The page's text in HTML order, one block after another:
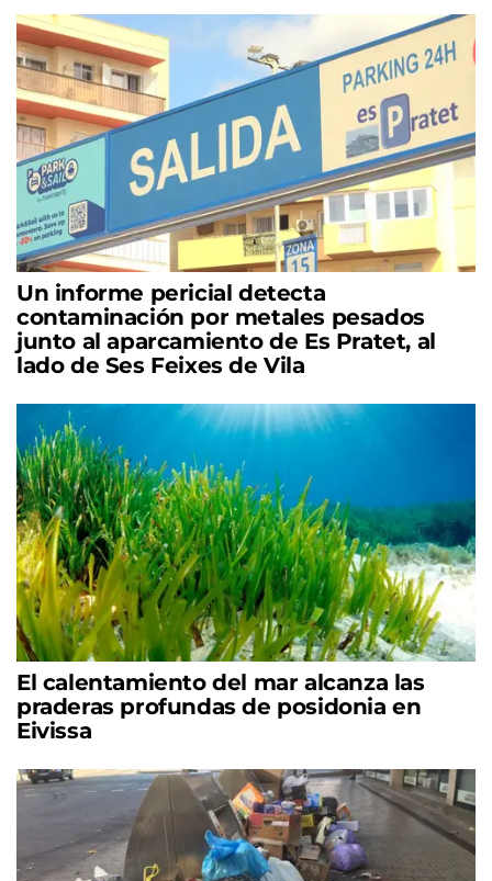
Un informe pericial detecta
contaminación por metales pesados
junto al aparcamiento de Es Pratet, al
lado de Ses Feixes de Vila
El calentamiento del mar alcanza las
praderas profundas de posidonia en
Eivissa